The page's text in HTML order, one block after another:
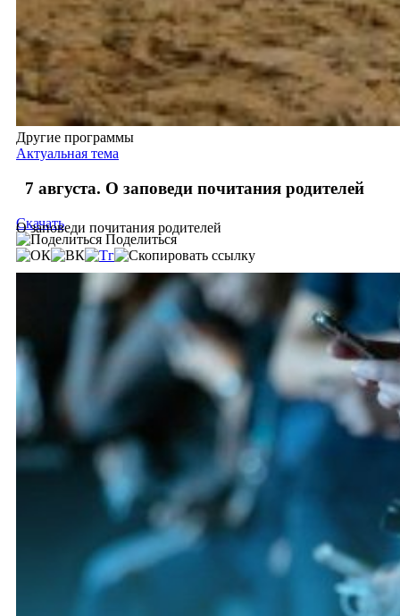
Другие программы
Актуальная тема
7 августа. О заповеди почитания родителей
О заповеди почитания родителей
Скачать
Поделиться